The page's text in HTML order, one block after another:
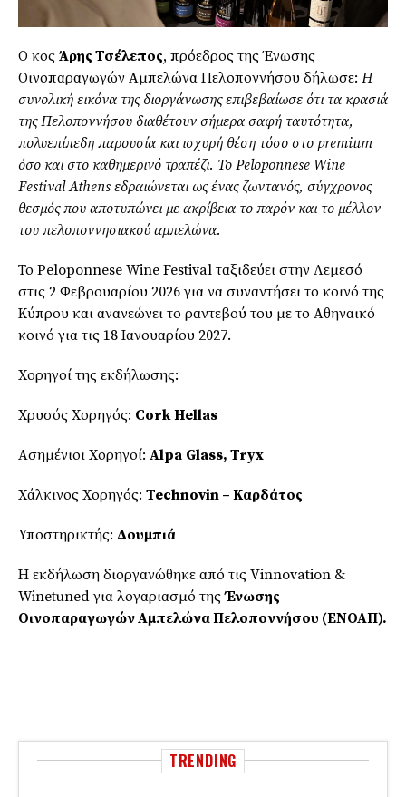
Ο κος Άρης Τσέλεπος, πρόεδρος της Ένωσης
Οινοπαραγωγών Αμπελώνα Πελοποννήσου δήλωσε: Η
συνολική εικόνα της διοργάνωσης επιβεβαίωσε ότι τα κρασιά
της Πελοποννήσου διαθέτουν σήμερα σαφή ταυτότητα,
πολυεπίπεδη παρουσία και ισχυρή θέση τόσο στο premium
όσο και στο καθημερινό τραπέζι. Το Peloponnese Wine
Festival Athens εδραιώνεται ως ένας ζωντανός, σύγχρονος
θεσμός που αποτυπώνει με ακρίβεια το παρόν και το μέλλον
του πελοποννησιακού αμπελώνα.
Το Peloponnese Wine Festival ταξιδεύει στην Λεμεσό
στις 2 Φεβρουαρίου 2026 για να συναντήσει το κοινό της
Κύπρου και ανανεώνει το ραντεβού του με το Αθηναικό
κοινό για τις 18 Ιανουαρίου 2027.
Χορηγοί της εκδήλωσης:
Χρυσός Χορηγός: Cork Hellas
Ασημένιοι Χορηγοί: Alpa Glass, Tryx
Χάλκινος Χορηγός: Technovin – Καρδάτος
Υποστηρικτής: Δουμπιά
Η εκδήλωση διοργανώθηκε από τις Vinnovation &
Winetuned για λογαριασμό τηςΈνωσης
Οινοπαραγωγών Αμπελώνα Πελοποννήσου (ΕΝΟΑΠ).
TRENDING